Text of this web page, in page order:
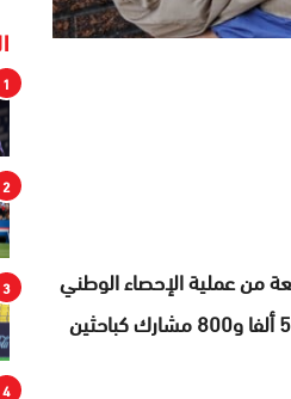
المقبل والـ30 منه، النسخة السابعة من عملية الإحصاء الوطني
للسكان والسكنى، الذي يجرى كل 10 سنوات، و”تجنّد” له الرباط، في الوقت الحالي، 53 ألفا و800 مشارك كباحثين
1
2
3
4